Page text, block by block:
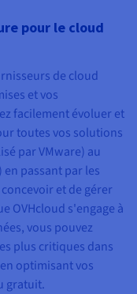
pour le cloud
de cloud
et vos
facilement évoluer et
toutes vos solutions
par VMware) au
passant par les
et de gérer
OVHcloud s'engage à
vous pouvez
plus critiques dans
optimisant vos
gratuit.